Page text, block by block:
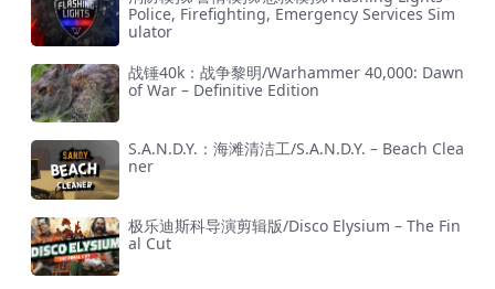
Police, Firefighting, Emergency Services Sim
ulator
战锤40k：战争黎明/Warhammer 40,000: Dawn
of War – Definitive Edition
S.A.N.D.Y.：海滩清洁工/S.A.N.D.Y. – Beach Clea
ner
极乐迪斯科导演剪辑版/Disco Elysium – The Fin
al Cut